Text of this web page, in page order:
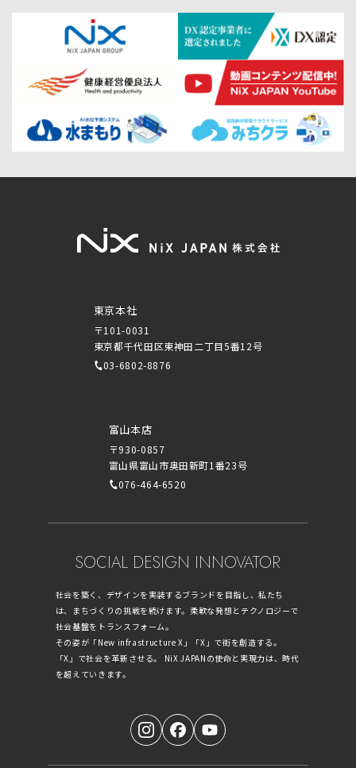
東京本社
〒101-0031
東京都千代田区東神田二丁目5番12号
03-6802-8876
富山本店
〒930-0857
富山県富山市奥田新町1番23号
076-464-6520
SOCIAL DESIGN INNOVATOR
社会を築く、デザインを実装するブランドを目指し、私たち
は、まちづくりの挑戦を続けます。柔軟な発想とテクノロジーで
社会基盤をトランスフォーム。
その姿が「New infrastructure X」「X」で街を創造する。
「X」で社会を革新させる。 NiX JAPANの使命と実現力は、時代
を超えていきます。